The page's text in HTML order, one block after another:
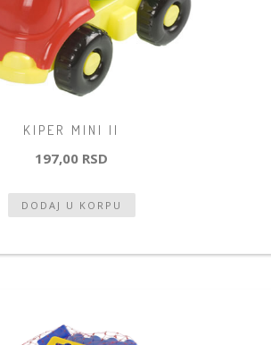
KIPER MINI II
197,00 RSD